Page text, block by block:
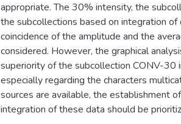
appropriate. The 30% intensity, the
the subcollections based on integration
coincidence of the amplitude and the
considered. However, the graphical
superiority of the subcollection CONV-30
especially regarding the characters
sources are available, the establishment
integration of these data should be